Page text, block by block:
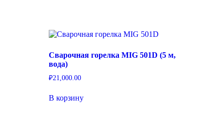
Сварочная горелка MIG 501D (5 м,
вода)
₽21,000.00
В корзину